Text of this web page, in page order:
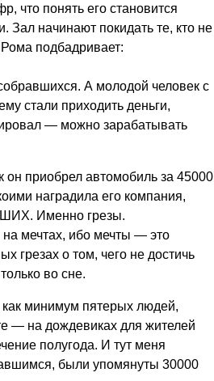
что понять его становится
Зал начинают покидать те, кто не
подбадривает:
А молодой человек с
стали приходить деньги,
— можно зарабатывать
он приобрел автомобиль за 45000
наградила его компания,
Именно грезы.
на мечтах, ибо мечты — это
грезах о том, чего не достичь
во сне.
минимум пятерых людей,
— на дождевиках для жителей
полугода. И тут меня
были упомянуты 30000